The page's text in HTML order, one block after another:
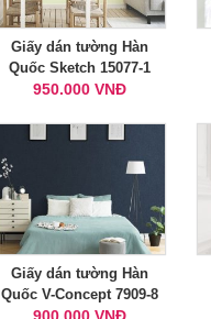
Giấy dán tường Hàn
Quốc Sketch 15077-1
950.000 VNĐ
Giấy dán tường Hàn
Quốc V-Concept 7909-8
900.000 VNĐ